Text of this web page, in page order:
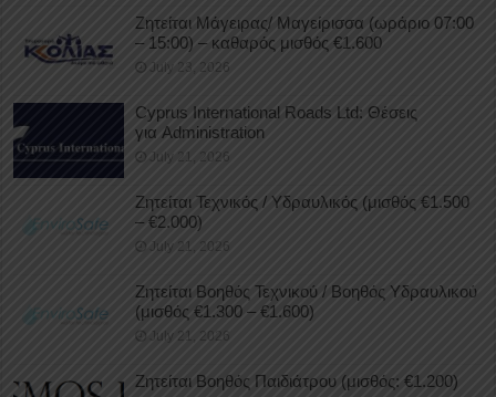
Ζητείται Μάγειρας/ Μαγείρισσα (ωράριο 07:00
– 15:00) – καθαρός μισθός €1.600
July 23, 2026
Cyprus International Roads Ltd: Θέσεις
για Administration
July 21, 2026
Ζητείται Τεχνικός / Υδραυλικός (μισθός €1.500
– €2.000)
July 21, 2026
Ζητείται Βοηθός Τεχνικού / Βοηθός Υδραυλικού
(μισθός €1.300 – €1.600)
July 21, 2026
Ζητείται Βοηθός Παιδιάτρου (μισθός: €1.200)